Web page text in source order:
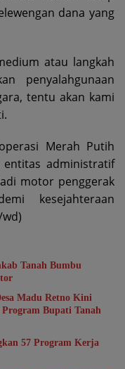
dana yang
atau langkah
penyalahgunaan
tentu akan kami
Merah Putih
administratif
motor penggerak
kesejahteraan
Tanah Bumbu
Madu Retno Kini
Bupati Tanah
57 Program Kerja